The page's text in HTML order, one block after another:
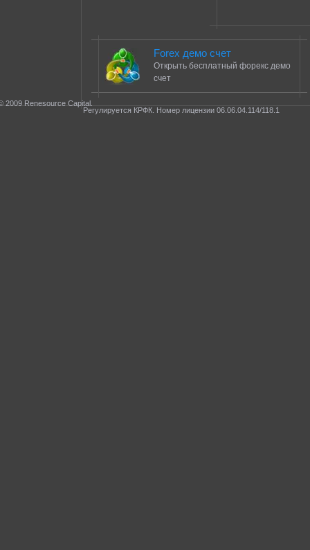
Forex демо счет
Открыть бесплатный форекс демо
счет
2009 Renesource Capital.
Регулируется КРФК. Номер лицензии 06.06.04.114/118.1